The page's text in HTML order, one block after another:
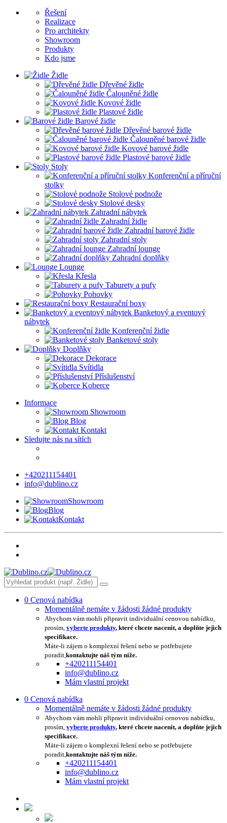
Řešení
Realizace
Pro architekty
Showroom
Produkty
Kdo jsme
Židle
Dřevěné židle
Čalouněné židle
Kovové židle
Plastové židle
Barové židle
Dřevěné barové židle
Čalouněné barové židle
Kovové barové židle
Plastové barové židle
Stoly
Konferenční a příruční
stolky
Stolové podnože
Stolové desky
Zahradní nábytek
Zahradní židle
Zahradní barové židle
Zahradní stoly
Zahradní lounge
Zahradní doplňky
Lounge
Křesla
Taburety a pufy
Pohovky
Restaurační boxy
Banketový a eventový
nábytek
Konferenční židle
Banketové stoly
Doplňky
Dekorace
Svítidla
Příslušenství
Koberce
Informace
Showroom
Blog
Kontakt
Sledujte nás na sítích
+420211154401
info@dublino.cz
Showroom
Blog
Kontakt
0 Cenová nabídka
Momentálně nemáte v žádosti žádné produkty
Abychom vám mohli připravit individuální cenovou nabídku,
prosím, vyberte produkty, které chcete nacenit, a doplňte jejich
specifikace.
Máte-li zájem o komplexní řešení nebo se potřebujete
poradit,kontaktujte náš tým níže.
+420211154401
info@dublino.cz
Mám vlastní projekt
0 Cenová nabídka
Momentálně nemáte v žádosti žádné produkty
Abychom vám mohli připravit individuální cenovou nabídku,
prosím, vyberte produkty, které chcete nacenit, a doplňte jejich
specifikace.
Máte-li zájem o komplexní řešení nebo se potřebujete
poradit,kontaktujte náš tým níže.
+420211154401
info@dublino.cz
Mám vlastní projekt